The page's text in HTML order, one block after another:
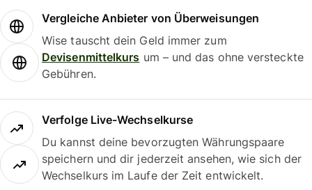
Vergleiche Anbieter von Überweisungen
Wise tauscht dein Geld immer zum
Devisenmittelkurs um – und das ohne versteckte
Gebühren.
Verfolge Live-Wechselkurse
Du kannst deine bevorzugten Währungspaare
speichern und dir jederzeit ansehen, wie sich der
Wechselkurs im Laufe der Zeit entwickelt.